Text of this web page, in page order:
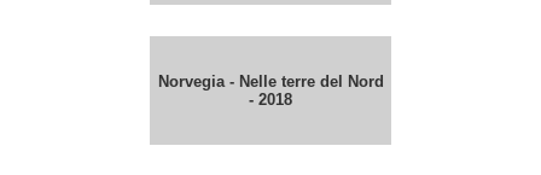
Norvegia - Nelle terre del Nord
- 2018